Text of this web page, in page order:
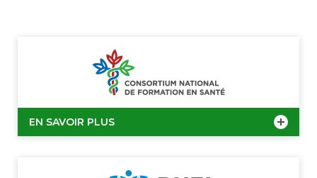
EN SAVOIR PLUS